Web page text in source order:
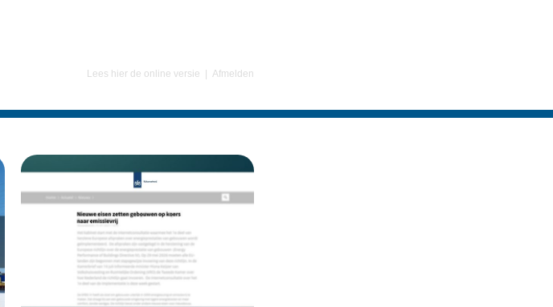
Lees hier de online versie Afmelden